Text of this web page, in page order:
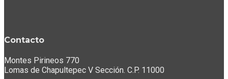
Contacto
Montes Pirineos 770
Lomas de Chapultepec V Sección. C.P. 11000